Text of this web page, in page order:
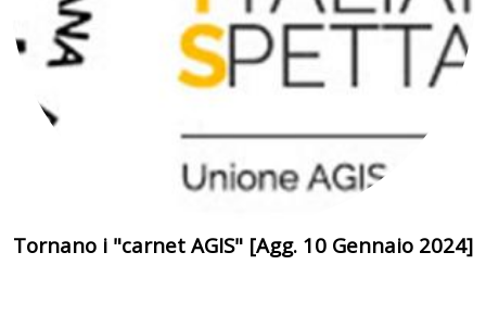
Tornano i "carnet AGIS" [Agg. 10 Gennaio 2024]